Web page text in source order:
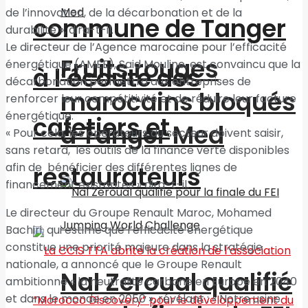
Fruits rouges
marocains bloqués
à Tanger Med
Nal Zeroual qualifié
commune de Tanger
à l’écoute des
cafetiers et
restaurateurs
de l’innovation, de la décarbonation et de la
durabilité », dira-t-il.
Le directeur de l’Agence marocaine pour l’efficacité
énergétique (AMEE), Said Mouline, est convaincu que la
décarbonation permettra aux entreprises de
renforcer leur compétitivité et de réduire leur facture
énergétique.
« Pour cela, les opérateurs du secteur doivent saisir,
sans retard, les outils de la finance verte disponibles
afin de bénéficier des différentes lignes de
financement existantes » dira-t-il.
Le directeur du Groupe Renault Maroc, Mohamed
Bachiri, qui estime que l’efficacité énergétique
constitue une priorité majeure dans la stratégie
nationale, a annoncé que le Groupe Renault
ambitionne « la neutralité carbone en Europe en 2040
et dans le monde en 2050 », révélant : « Notre usine